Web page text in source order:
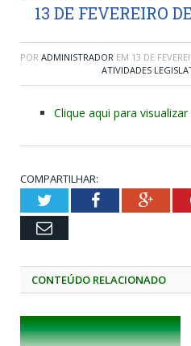
13 DE FEVEREIRO
POR ADMINISTRADOR EM 13 DE
ATIVIDADES
Clique aqui para visualizar
COMPARTILHAR:
TwitterFacebook
Email
CONTEÚDO RELACIONADO